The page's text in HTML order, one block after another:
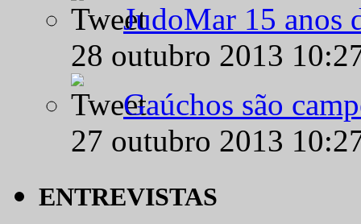
JudoMar 15 anos
28 outubro 2013
Gaúchos são
27 outubro 2013
ENTREVISTAS